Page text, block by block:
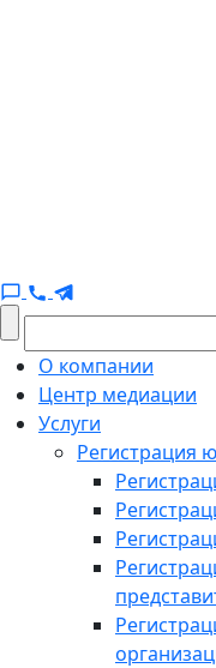
О компании
Центр медиации
Услуги
Регистрация